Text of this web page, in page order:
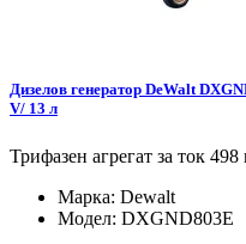
Дизелов генератор DeWalt
V/ 13 л
Трифазен агрегат за ток
Марка: Dewalt
Модел: DXGND803E